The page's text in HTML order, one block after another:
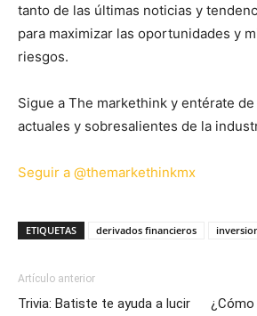
tanto de las últimas noticias y
para maximizar las oportunidades y
riesgos.
Sigue a The markethink y entérate
actuales y sobresalientes de la
Seguir a @themarkethinkmx
ETIQUETAS derivados financieros
Artículo anterior
Trivia: Batiste te ayuda a lucir